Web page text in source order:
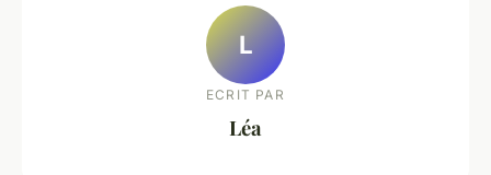
L
ECRIT PAR
Léa